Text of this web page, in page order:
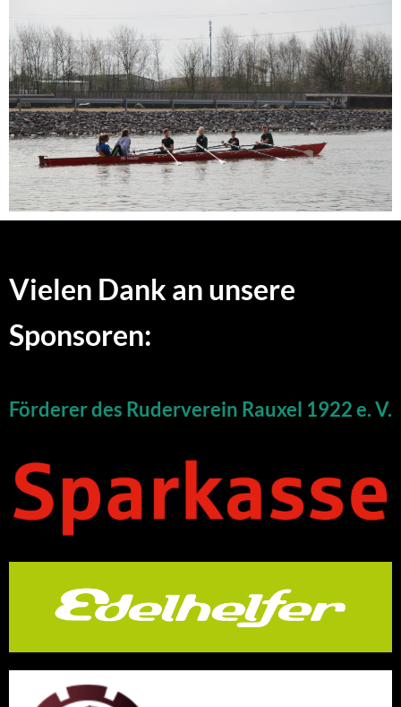
Vielen Dank an unsere
Sponsoren:
Förderer des Ruderverein Rauxel 1922 e. V.